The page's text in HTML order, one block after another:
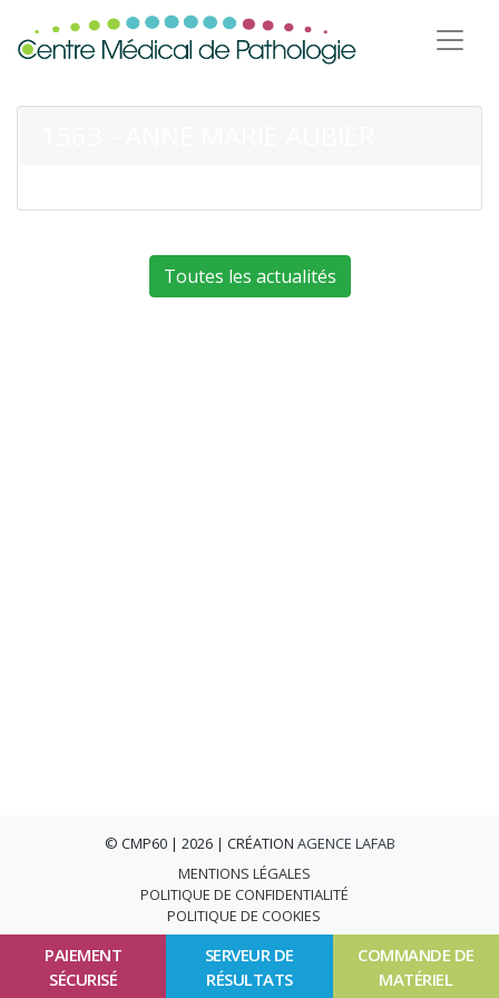
PAIEMENT
SÉCURISÉ
SERVEUR DE
RÉSULTATS
COMMANDE DE
MATÉRIEL
Toutes les actualités
© CMP60 | 2026 | CRÉATION AGENCE LAFAB
MENTIONS LÉGALES
POLITIQUE DE CONFIDENTIALITÉ
POLITIQUE DE COOKIES